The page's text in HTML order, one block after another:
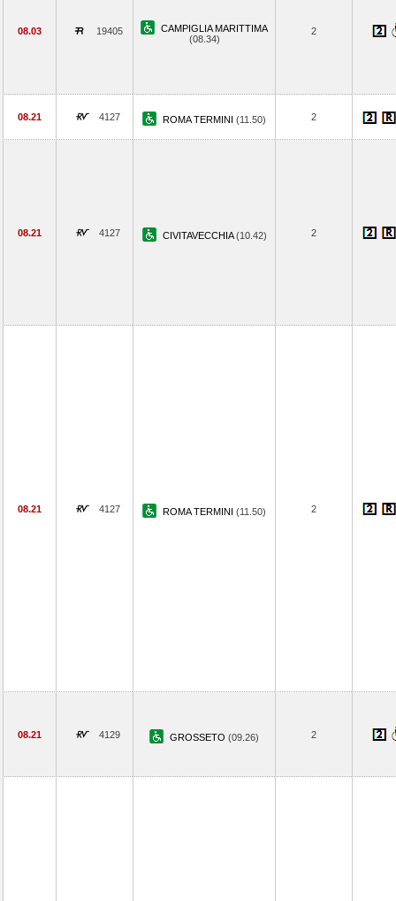
08.03 19405
CAMPIGLIA MARITTIMA
(08.34)
2
08.21 4127 ROMA TERMINI (11.50) 2
08.21 4127 CIVITAVECCHIA(10.42) 2
08.21 4127 ROMA TERMINI (11.50) 2
08.21 4129 GROSSETO (09.26) 2